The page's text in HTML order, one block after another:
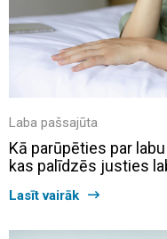
Laba pašsajūta
Kā parūpēties par
kas palīdzēs justies
Lasīt vairāk